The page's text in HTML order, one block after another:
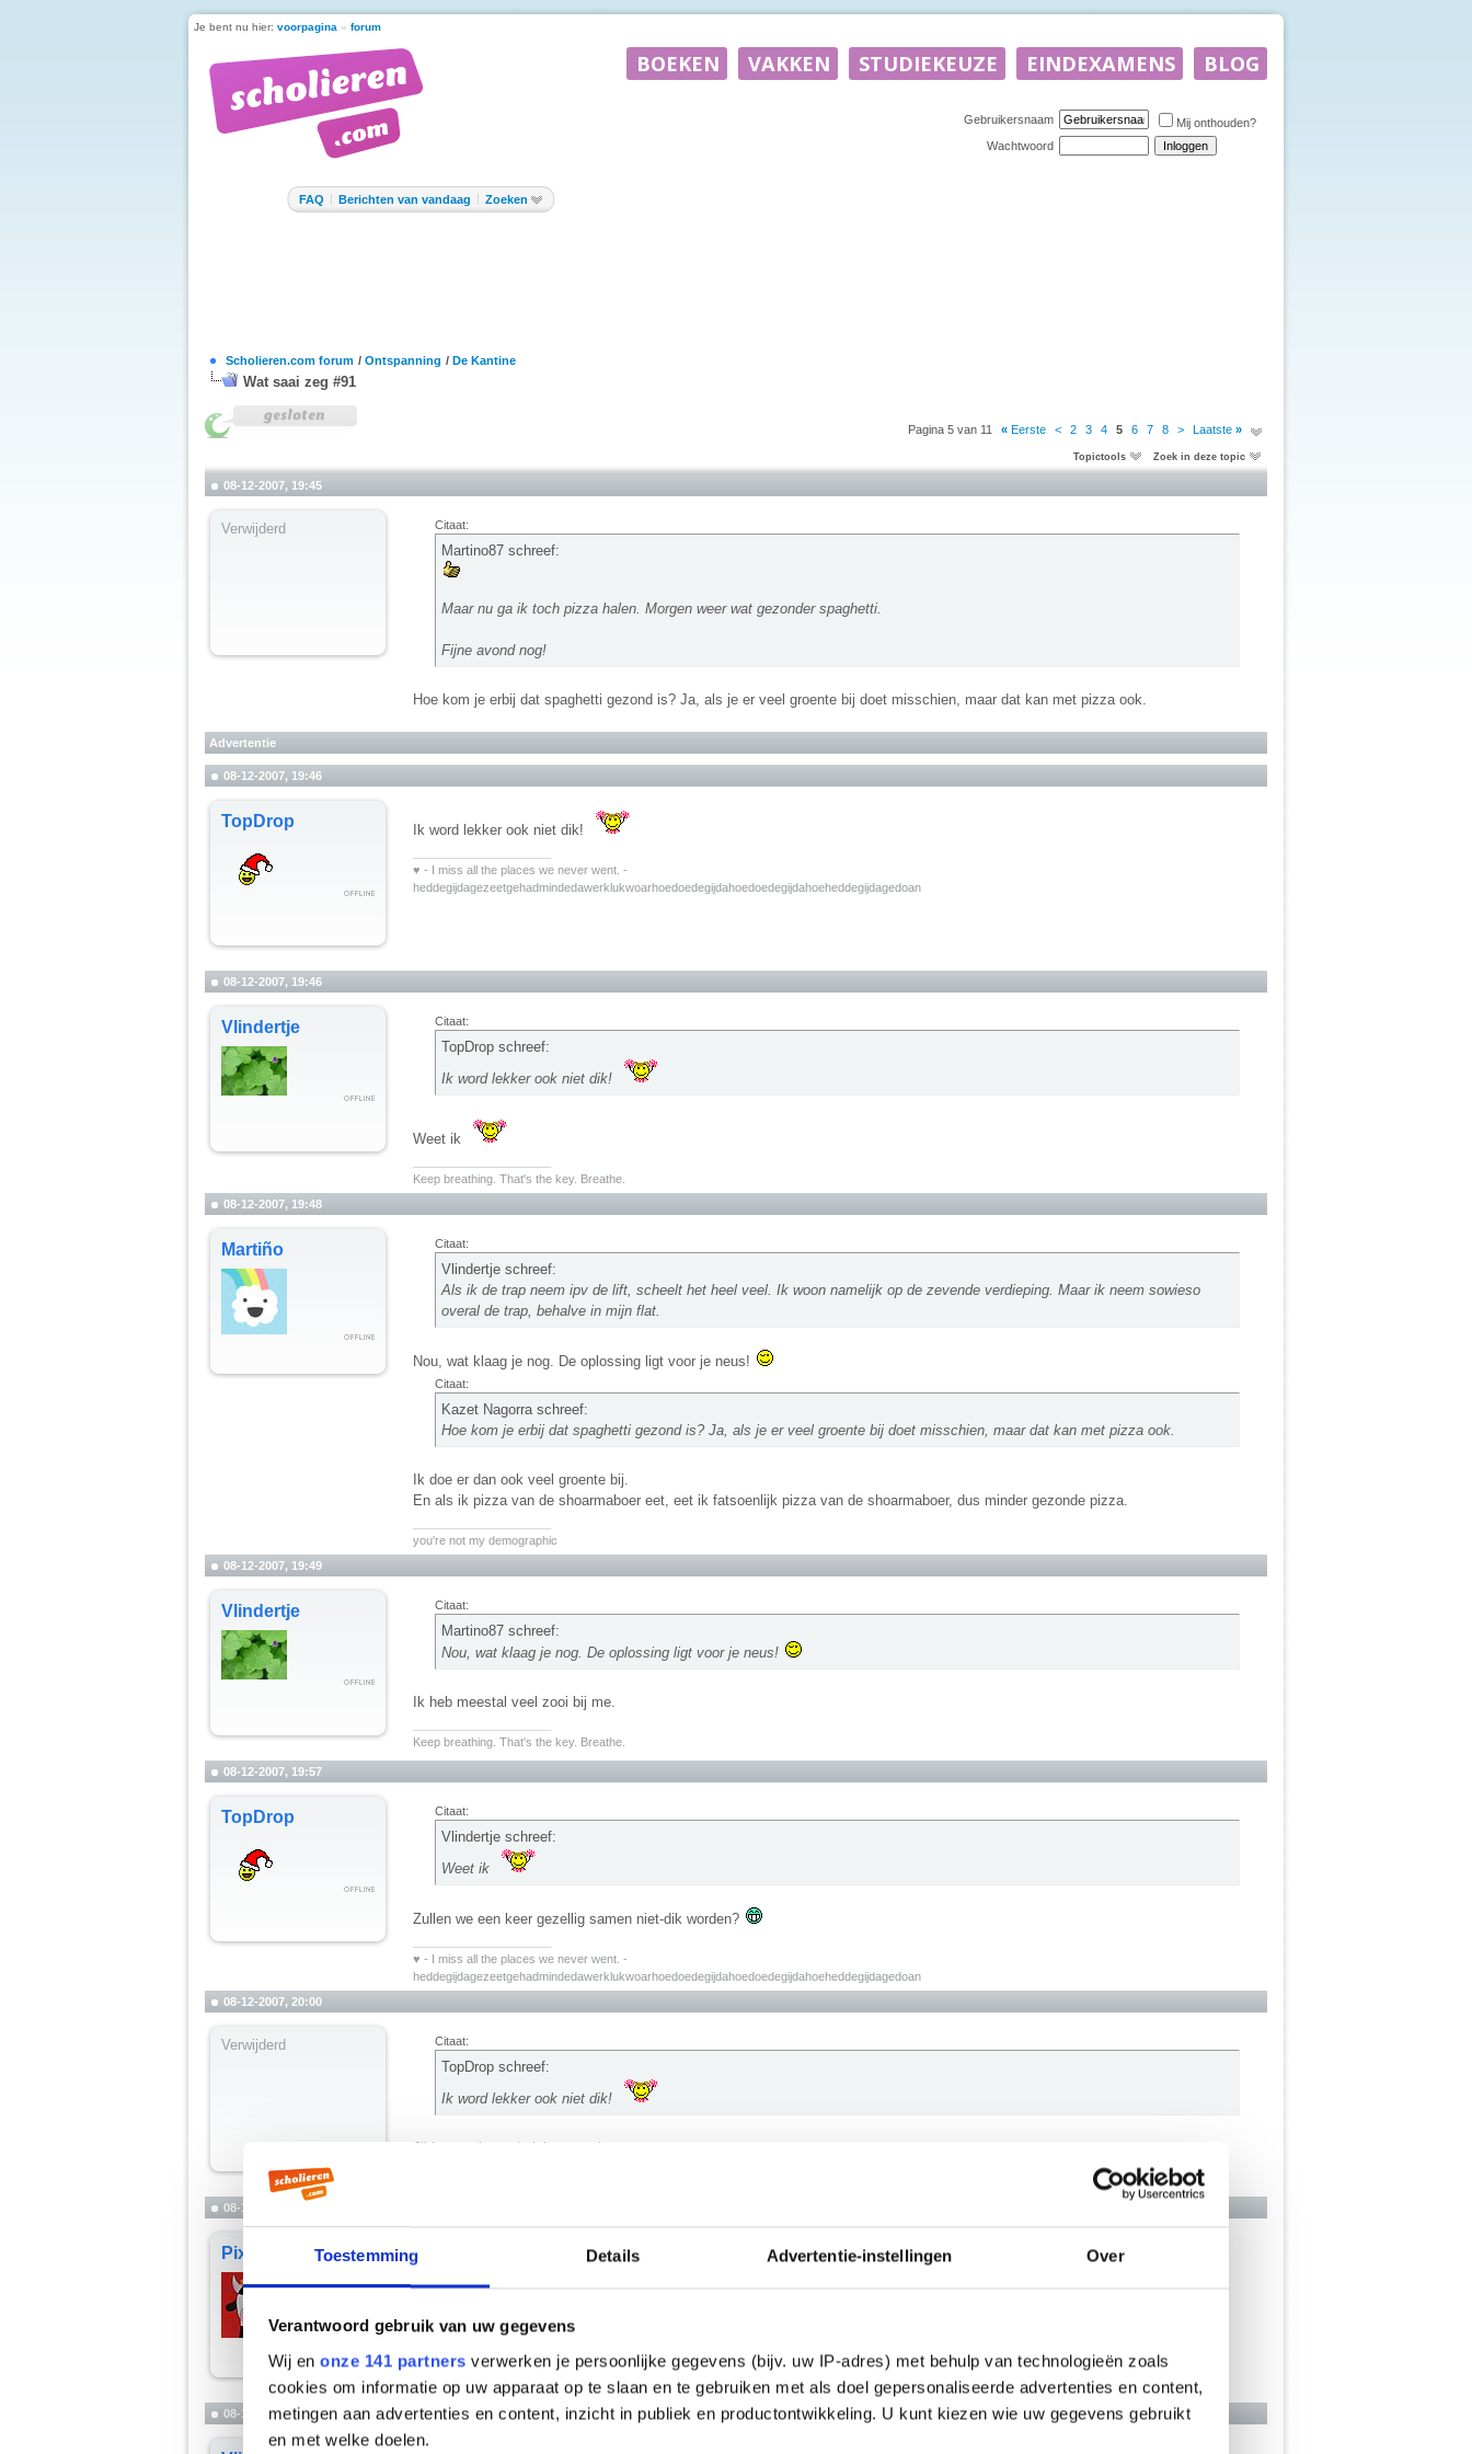
Toestemming Details Advertentie-instellingen Over
Verantwoord gebruik van uw gegevens
Wij en onze 141 partners verwerken je persoonlijke gegevens (bijv. uw IP-adres) met behulp van technologieën zoals
cookies om informatie op uw apparaat op te slaan en te gebruiken met als doel gepersonaliseerde advertenties en content,
metingen aan advertenties en content, inzicht in publiek en productontwikkeling. U kunt kiezen wie uw gegevens gebruikt
en met welke doelen.
Je bent nu hier: voorpagina » forum
Gebruikersnaam
Mij onthouden?
Wachtwoord
FAQ Berichten van vandaag Zoeken
Scholieren.com forum / Ontspanning / De Kantine
Wat saai zeg #91
Pagina 5 van 11 « Eerste < 2 3 4 5 6 7 8 > Laatste »
Topictools Zoek in deze topic
08-12-2007, 19:45
Verwijderd Citaat:
Martino87 schreef:
Maar nu ga ik toch pizza halen. Morgen weer wat gezonder spaghetti.
Fijne avond nog!
Hoe kom je erbij dat spaghetti gezond is? Ja, als je er veel groente bij doet misschien, maar dat kan met pizza ook.
Advertentie
08-12-2007, 19:46
TopDrop
Ik word lekker ook niet dik!
♥ - I miss all the places we never went. -
heddegijdagezeetgehadmindedawerklukwoarhoedoedegijdahoedoedegijdahoeheddegijdagedoan
08-12-2007, 19:46
Vlindertje Citaat:
TopDrop schreef:
Ik word lekker ook niet dik!
Weet ik
Keep breathing. That's the key. Breathe.
08-12-2007, 19:48
Martiño Citaat:
Vlindertje schreef:
Als ik de trap neem ipv de lift, scheelt het heel veel. Ik woon namelijk op de zevende verdieping. Maar ik neem sowieso
overal de trap, behalve in mijn flat.
Nou, wat klaag je nog. De oplossing ligt voor je neus!
Citaat:
Kazet Nagorra schreef:
Hoe kom je erbij dat spaghetti gezond is? Ja, als je er veel groente bij doet misschien, maar dat kan met pizza ook.
Ik doe er dan ook veel groente bij.
En als ik pizza van de shoarmaboer eet, eet ik fatsoenlijk pizza van de shoarmaboer, dus minder gezonde pizza.
you're not my demographic
08-12-2007, 19:49
Vlindertje Citaat:
Martino87 schreef:
Nou, wat klaag je nog. De oplossing ligt voor je neus!
Ik heb meestal veel zooi bij me.
Keep breathing. That's the key. Breathe.
08-12-2007, 19:57
TopDrop Citaat:
Vlindertje schreef:
Weet ik
Zullen we een keer gezellig samen niet-dik worden?
♥ - I miss all the places we never went. -
heddegijdagezeetgehadmindedawerklukwoarhoedoedegijdahoedoedegijdahoeheddegijdagedoan
08-12-2007, 20:00
Verwijderd Citaat:
TopDrop schreef:
Ik word lekker ook niet dik!
Jij bent zeker zo'n iel mannetje.
08-12-2007, 20:01
PixelDansje
Ik heb het koud!
een typisch geval van iemand met andere kwaliteiten
08-12-2007, 20:05